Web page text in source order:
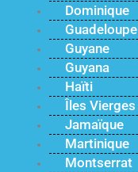
Dominique
Guadeloupe
Guyane
Guyana
Haïti
Îles Vierges
Jamaïque
Martinique
Montserrat